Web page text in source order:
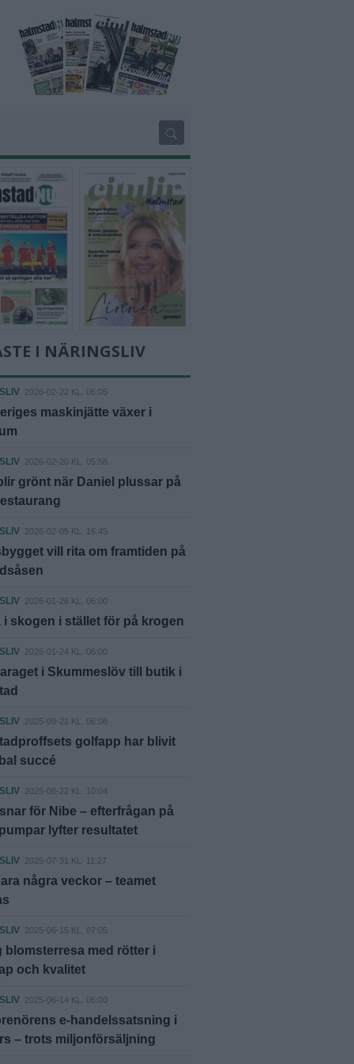
I NÄRINGSLIV
2026-02-22 KL. 06:05
maskinjätte växer i
2026-02-20 KL. 05:58
grönt när Daniel plussar på
2026-02-05 KL. 16:45
vill rita om framtiden på
2026-01-26 KL. 06:00
i skogen i stället för på krogen
2026-01-24 KL. 06:00
i Skummeslöv till butik i
2025-09-21 KL. 06:06
golfapp har blivit
succé
2025-08-22 KL. 10:04
för Nibe – efterfrågan på
lyfter resultatet
2025-07-31 KL. 11:27
några veckor – teamet
2025-06-15 KL. 07:05
blomsterresa med rötter i
och kvalitet
2025-06-14 KL. 06:00
e-handelssatsning i
– trots miljonförsäljning